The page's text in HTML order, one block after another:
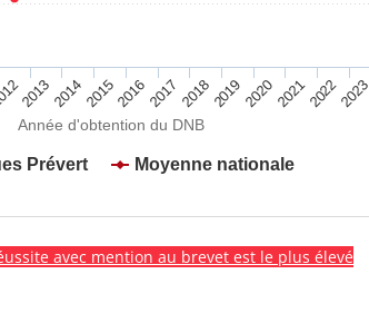
Année d'obtention du DNB
Prévert Moyenne nationale
20132014201520162017201820192020202120222023
avec mention au brevet est le plus élevé